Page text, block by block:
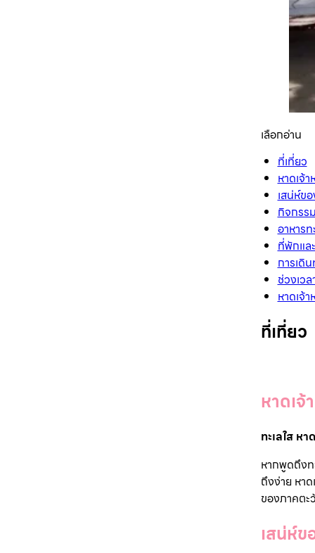
เลือกอ่าน
ที่เที่ยว
หาดเจ้า
เสน่ห์ข
กิจกรร
อาหารท
ที่พักแล
การเดิ
ช่วงเว
หาดเจ้
ที่เที่ยว
หาดเจ้
ทะเลใส ห
หากพูดถึง
ถึงง่าย หา
ของภาคต
เสน่ห์ข